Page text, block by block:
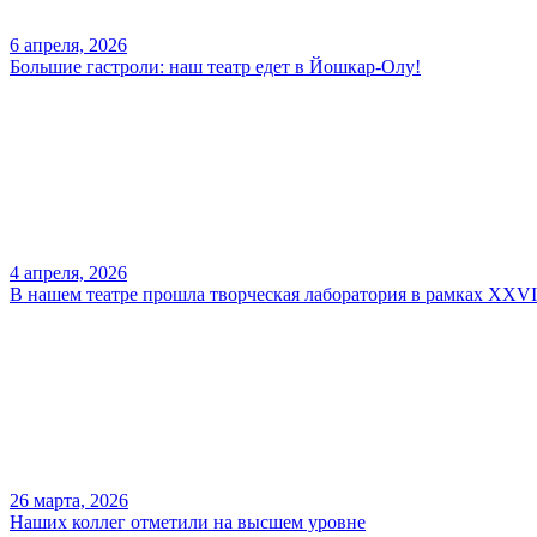
6 апреля, 2026
Большие гастроли: наш театр едет в Йошкар-Олу!
4 апреля, 2026
В нашем театре прошла творческая лаборатория в рамках
26 марта, 2026
Наших коллег отметили на высшем уровне